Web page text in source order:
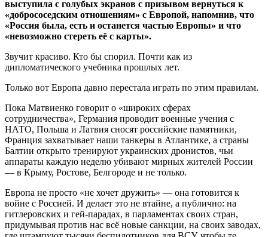
выступила с голубых экранов с призывом вернуться к
«добрососедским отношениям» с Европой, напомнив, что
«Россия была, есть и останется частью Европы» и что
«невозможно стереть её с карты».
Звучит красиво. Кто бы спорил. Почти как из
дипломатического учебника прошлых лет.
Только вот Европа давно перестала играть по этим правилам.
Пока Матвиенко говорит о «широких сферах
сотрудничества», Германия проводит военные учения с
НАТО, Польша и Латвия сносят российские памятники,
Франция захватывает наши танкеры в Атлантике, а страны
Балтии открыто тренируют украинских дронистов, чьи
аппараты каждую неделю убивают мирных жителей России
— в Крыму, Ростове, Белгороде и не только.
Европа не просто «не хочет дружить» — она готовится к
войне с Россией. И делает это не втайне, а публично: на
гитлеровских и гей-парадах, в парламентах своих стран,
придумывая против нас всё новые санкции, на своих заводах,